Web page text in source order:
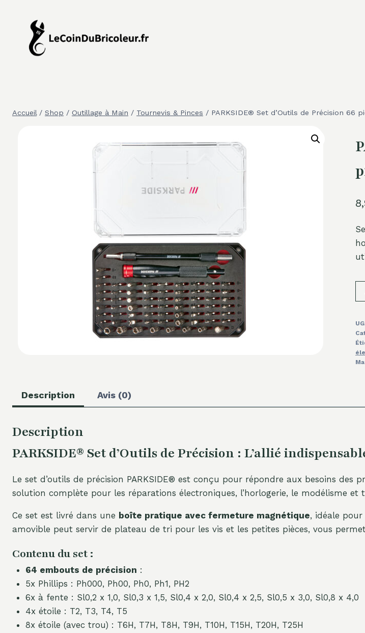
contenu
Accueil / Shop / Outillage à Main / Tournevis & Pinces / PARKSIDE® Set d’Outils de Précision 66
Description Avis (0)
Description
PARKSIDE® Set d’Outils de Précision : L’allié
Le set d’outils de précision PARKSIDE® est conçu pour répondre aux besoins des
solution complète pour les réparations électroniques, l’horlogerie, le modélisme
Ce set est livré dans une boîte pratique avec fermeture magnétique, idéale
amovible peut servir de plateau de tri pour les vis et les petites pièces, vous
Contenu du set :
64 embouts de précision :
5x Phillips : Ph000, Ph00, Ph0, Ph1, PH2
6x à fente : Sl0,2 x 1,0, Sl0,3 x 1,5, Sl0,4 x 2,0, Sl0,4 x 2,5, Sl0,5 x 3,0, Sl0,8 x 4,0
4x étoile : T2, T3, T4, T5
8x étoile (avec trou) : T6H, T7H, T8H, T9H, T10H, T15H, T20H, T25H